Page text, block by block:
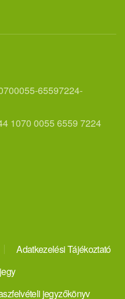
65597224-
1070 0055 6559 7224
Adatkezelési Tájékoztató
jegyzőkönyv